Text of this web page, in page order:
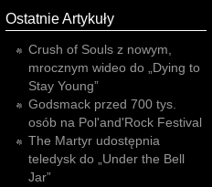
secrets
Ostatnie Artykuły
Crush of Souls z nowym,
mrocznym wideo do „Dying to
Stay Young”
Godsmack przed 700 tys.
osób na Pol'and'Rock Festival
The Martyr udostępnia
teledysk do „Under the Bell
Jar”